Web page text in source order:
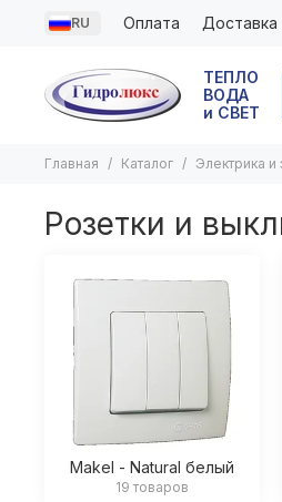
RU Оплата Доставка
ТЕПЛО
ВОДА
и СВЕТ
Главная Каталог Электрика
Розетки и
Makel - Natural белый
19 товаров